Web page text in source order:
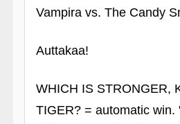
Vampira vs. The Candy
Auttakaa!
WHICH IS STRONGER,
TIGER? = automatic win.